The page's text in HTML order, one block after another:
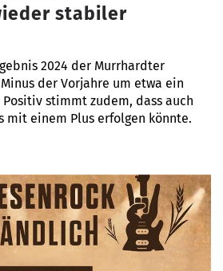
stabiler
2024 der Murrhardter
der Vorjahre um etwa ein
stimmt zudem, dass auch
mit einem Plus erfolgen könnte.